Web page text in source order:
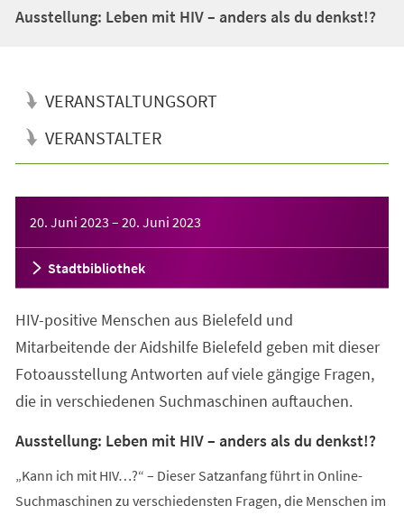
Ausstellung: Leben mit HIV – anders als du denkst!?
VERANSTALTUNGSORT
VERANSTALTER
20. Juni 2023 – 20. Juni 2023
Stadtbibliothek
HIV-positive Menschen aus Bielefeld und
Mitarbeitende der Aidshilfe Bielefeld geben mit dieser
Fotoausstellung Antworten auf viele gängige Fragen,
die in verschiedenen Suchmaschinen auftauchen.
Ausstellung: Leben mit HIV – anders als du denkst!?
„Kann ich mit HIV…?“ – Dieser Satzanfang führt in Online-
Suchmaschinen zu verschiedensten Fragen, die Menschen im